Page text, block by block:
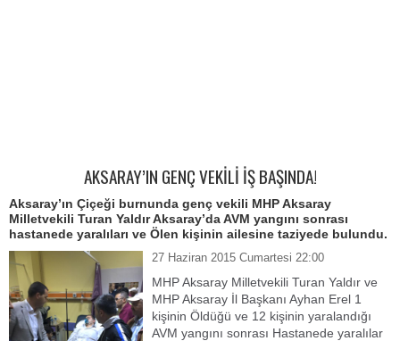
AKSARAY’IN GENÇ VEKİLİ İŞ BAŞINDA!
Aksaray’ın Çiçeği burnunda genç vekili MHP Aksaray
Milletvekili Turan Yaldır Aksaray’da AVM yangını sonrası
hastanede yaralıları ve Ölen kişinin ailesine taziyede bulundu.
27 Haziran 2015 Cumartesi 22:00
MHP Aksaray Milletvekili Turan Yaldır ve
MHP Aksaray İl Başkanı Ayhan Erel 1
kişinin Öldüğü ve 12 kişinin yaralandığı
AVM yangını sonrası Hastanede yaralılar